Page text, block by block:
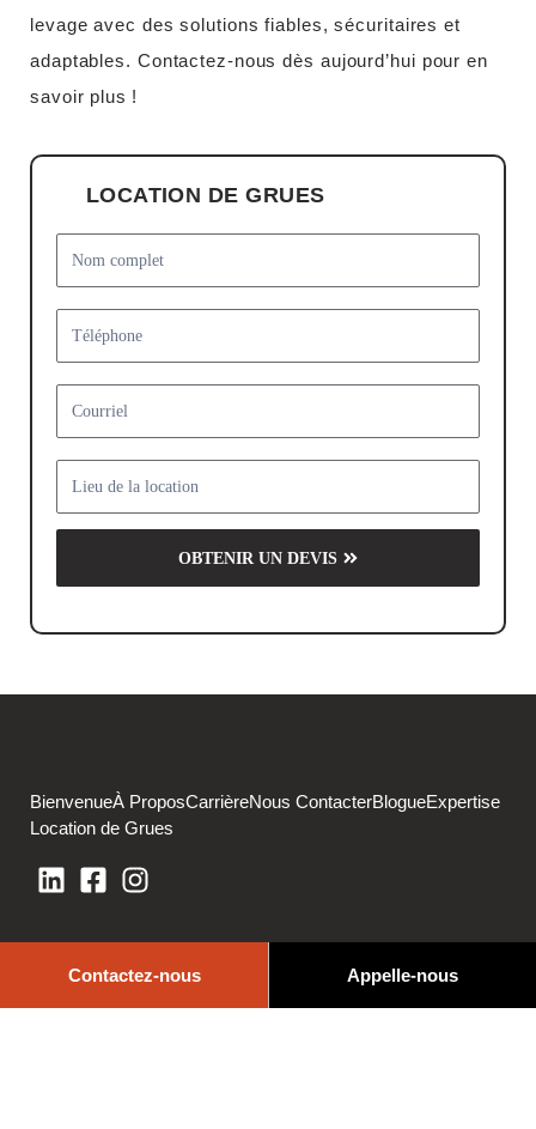
levage avec des solutions fiables, sécuritaires et
adaptables. Contactez-nous dès aujourd’hui pour en
savoir plus !
LOCATION DE GRUES
form
OBTENIR UN DEVIS
BienvenueÀ ProposCarrièreNous ContacterBlogueExpertise
Location de Grues
Contactez-nous Appelle-nous